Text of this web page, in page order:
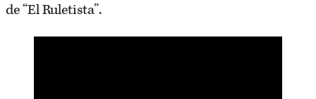
de “El Ruletista”.